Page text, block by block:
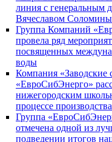
линия с генеральным
Вячеславом
Группа Компаний
провела ряд
посвященных
воды
Компания «Заводские
«ЕвроСибЭнерго»
нижегородским
процессе
Группа
отмечена одной из
подведении итогов